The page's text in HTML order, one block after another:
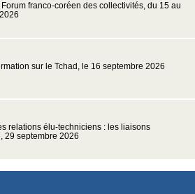
franco-coréen des collectivités, du 15 au
sur le Tchad, le 16 septembre 2026
relations élu-techniciens : les liaisons
29 septembre 2026